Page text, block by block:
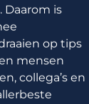
Daarom is
op tips
mensen
collega’s en